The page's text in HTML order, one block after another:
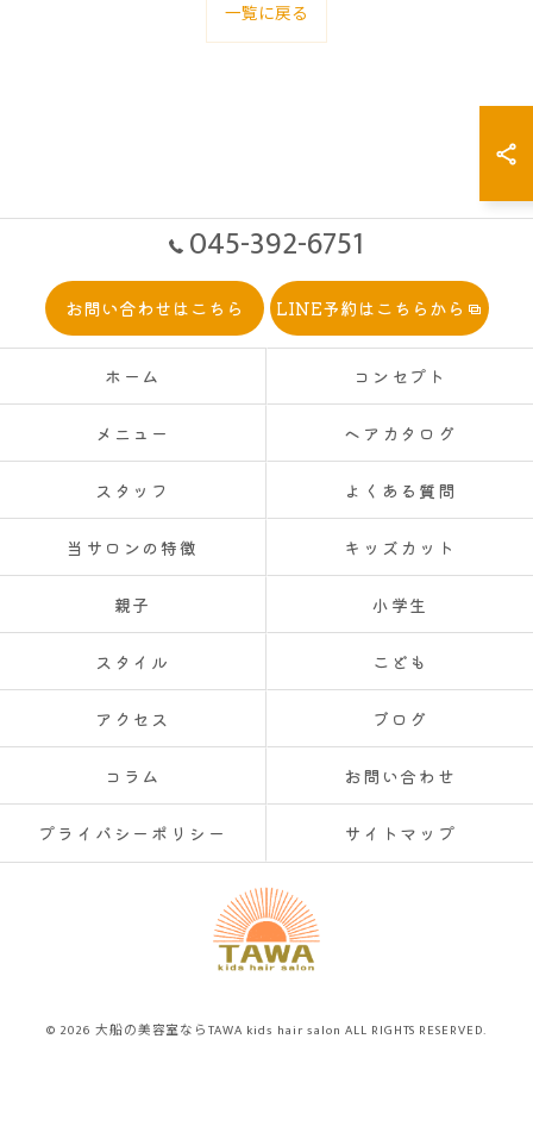
一覧に戻る
045-392-6751
お問い合わせはこちら LINE予約はこちらから
ホーム コンセプト
メニュー ヘアカタログ
スタッフ よくある質問
当サロンの特徴 キッズカット
親子 小学生
スタイル こども
アクセス ブログ
コラム お問い合わせ
プライバシーポリシー サイトマップ
© 2026 大船の美容室ならTAWA kids hair salon ALL RIGHTS RESERVED.